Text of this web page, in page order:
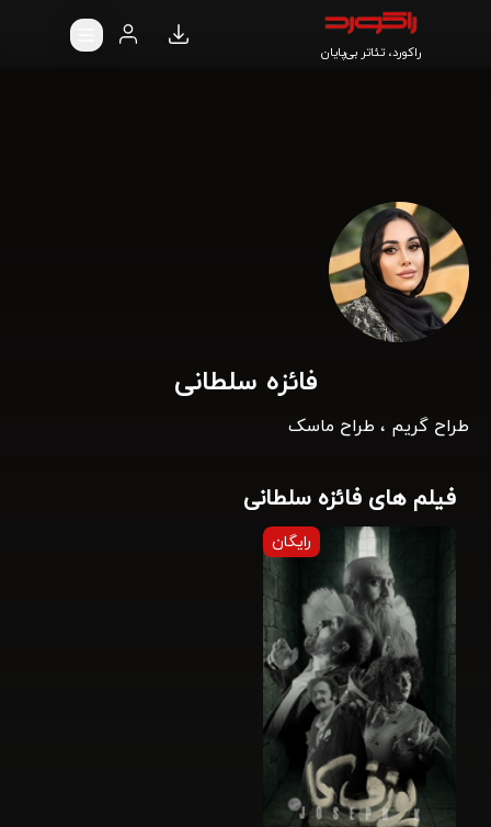
راکورد، تئاتر بی‌پایان
فائزه سلطانی
طراح گریم ، طراح ماسک
فیلم های فائزه سلطانی
رایگان